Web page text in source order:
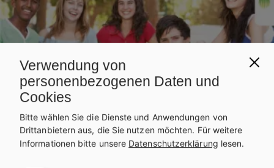
v
i
gVerwendung von
personenbezogenen Daten und
Cookies
Bitte wählen Sie die Dienste und Anwendungen von
Drittanbietern aus, die Sie nutzen möchten. Für weitere
Informationen bitte unsere Datenschutzerklärung lesen.